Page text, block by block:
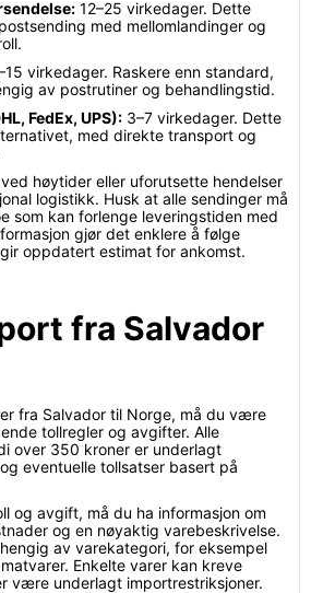
12–25 virkedager. Dette
med mellomlandinger og
virkedager. Raskere enn standard,
av postrutiner og behandlingstid.
FedEx, UPS): 3–7 virkedager. Dette
med direkte transport og
høytider eller uforutsette hendelser
logistikk. Husk at alle sendinger må
som kan forlenge leveringstiden med
gjør det enklere å følge
oppdatert estimat for ankomst.
fra Salvador
fra Salvador til Norge, må du være
tollregler og avgifter. Alle
over 350 kroner er underlagt
eventuelle tollsatser basert på
og avgift, må du ha informasjon om
og en nøyaktig varebeskrivelse.
av varekategori, for eksempel
Enkelte varer kan kreve
være underlagt importrestriksjoner.